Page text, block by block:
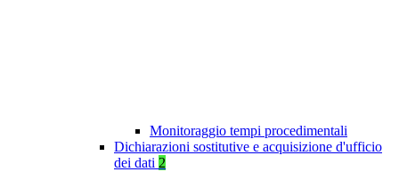
Monitoraggio tempi procedimentali
Dichiarazioni sostitutive e acquisizione d'ufficio
dei dati 2